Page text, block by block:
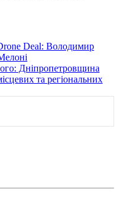
Deal: Володимир
Дніпропетровщина
та регіональних